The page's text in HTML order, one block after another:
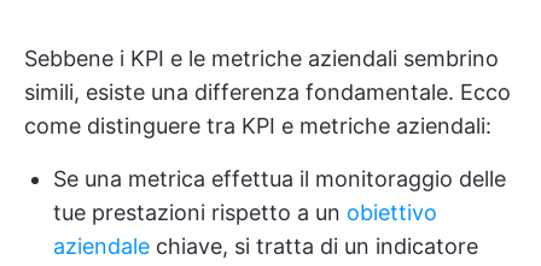
Sebbene i KPI e le metriche aziendali sembrino
simili, esiste una differenza fondamentale. Ecco
come distinguere tra KPI e metriche aziendali:
Se una metrica effettua il monitoraggio delle
tue prestazioni rispetto a un obiettivo
aziendale chiave, si tratta di un indicatore